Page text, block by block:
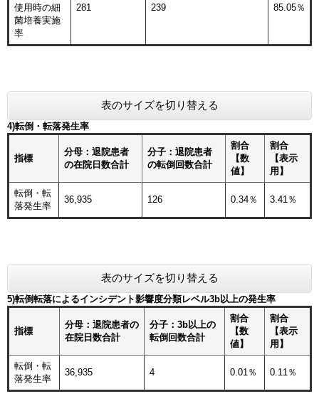
使用時の細
菌培養実施
率
281 239 85.05％
表のサイズを切り替える
4)転倒・転落発生率
指標
分母：退院患者
の在院日数合計
分子：退院患者
の転倒回数合計
割合
【数
値】
割合
【表示
用】
転倒・転
落発生率
36,935 126 0.34％ 3.41％
表のサイズを切り替える
5)転倒転落によるインシデント影響度分類レベル3b以上の発生率
指標
分母：退院患者の
在院日数合計
分子：3b以上の
転倒回数合計
割合
【数
値】
割合
【表示
用】
転倒・転
落発生率
36,935 4 0.01％ 0.11％